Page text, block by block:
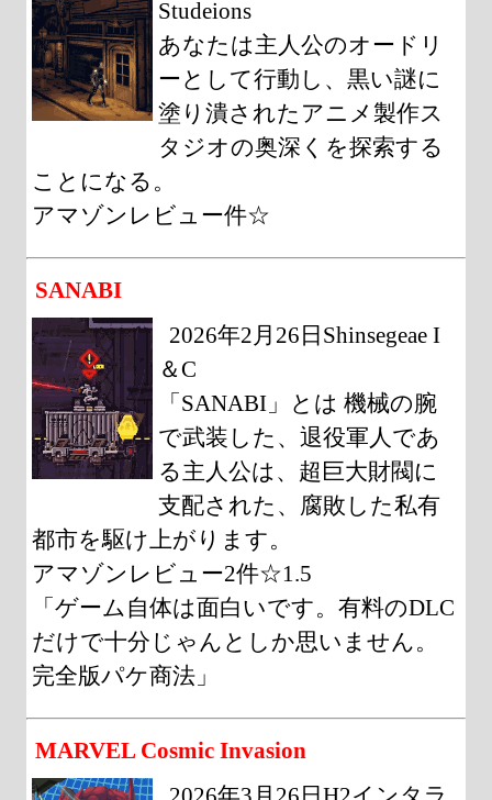
Studeions
あなたは主人公のオードリ
ーとして行動し、黒い謎に
塗り潰されたアニメ製作ス
タジオの奥深くを探索する
ことになる。
アマゾンレビュー件☆
SANABI
2026年2月26日Shinsegeae I
＆C
「SANABI」とは 機械の腕
で武装した、退役軍人であ
る主人公は、超巨大財閥に
支配された、腐敗した私有
都市を駆け上がります。
アマゾンレビュー2件☆1.5
「ゲーム自体は面白いです。有料のDLC
だけで十分じゃんとしか思いません。
完全版パケ商法」
MARVEL Cosmic Invasion